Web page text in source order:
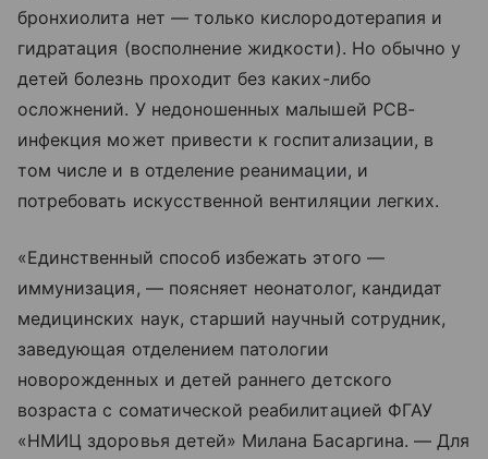
бронхиолита нет — только кислородотерапия и
гидратация (восполнение жидкости). Но обычно у
детей болезнь проходит без каких-либо
осложнений. У недоношенных малышей РСВ-
инфекция может привести к госпитализации, в
том числе и в отделение реанимации, и
потребовать искусственной вентиляции легких.
«Единственный способ избежать этого —
иммунизация, — поясняет неонатолог, кандидат
медицинских наук, старший научный сотрудник,
заведующая отделением патологии
новорожденных и детей раннего детского
возраста с соматической реабилитацией ФГАУ
«НМИЦ здоровья детей» Милана Басаргина. — Для